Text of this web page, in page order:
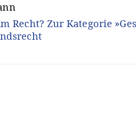
Recht? Zur Kategorie